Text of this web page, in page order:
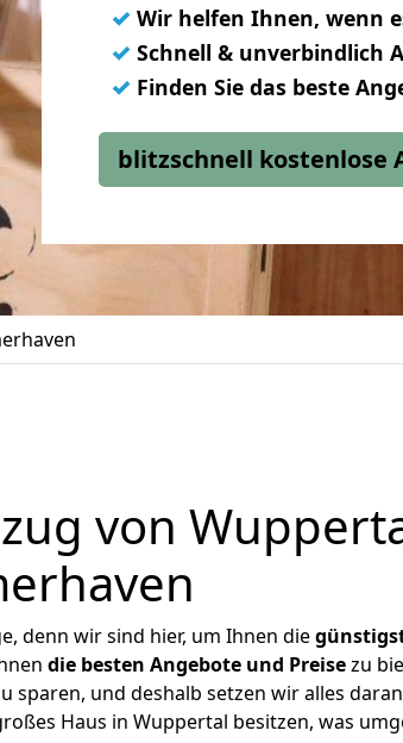
✓ Wir helfen Ihnen, wenn
✓ Schnell & unverbindlich
✓ Finden Sie das beste
blitzschnell kostenlose
von
denn wir sind hier, um Ihnen die
die besten Angebote und Preisezu
und deshalb setzen wir alles
Haus in Wuppertal besitzen, was